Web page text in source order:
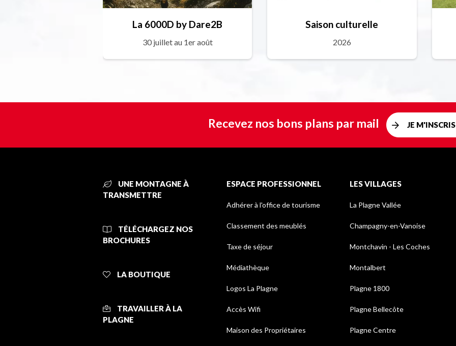
La 6000D by Dare2B
30 juillet au 1er août
Saison culturelle
2026
Recevez nos bons plans par mail JE M'INSCRIS
UNE MONTAGNE À
TRANSMETTRE
TÉLÉCHARGEZ NOS
BROCHURES
LA BOUTIQUE
TRAVAILLER À LA
PLAGNE
ESPACE PROFESSIONNEL
Adhérer à l'office de tourisme
Classement des meublés
Taxe de séjour
Médiathèque
Logos La Plagne
Accès Wifi
Maison des Propriétaires
LES VILLAGES
La Plagne Vallée
Champagny-en-Vanoise
Montchavin - Les Coches
Montalbert
Plagne 1800
Plagne Bellecôte
Plagne Centre